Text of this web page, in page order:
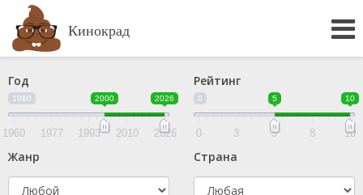
Кинокрад
Год
1960 2000 2026
1960 1977 1993 2010 2026
Рейтинг
0 5 10
0 3 5 8 10
Жанр Страна